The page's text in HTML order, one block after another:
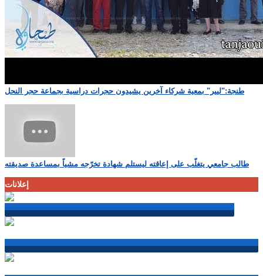
طنجة:"ليير" بمعية شركاء آخرين يشيدون حجرات دراسية بجماعة حجر النحل
طالب جامعي يتغلّب على إعاقته ليستلم شهادة تخرّجه مشياً بمساعدة صديقته
إعلانات